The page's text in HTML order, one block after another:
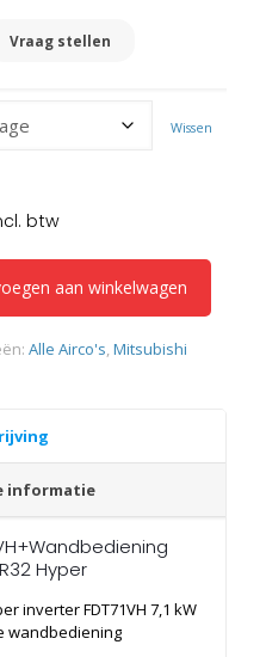
Vraag stellen
Wissen
aan winkelwagen
Alle Airco's Mitsubishi
informatie
Hyper
inverter FDT71VH 7,1 kW
wandbediening